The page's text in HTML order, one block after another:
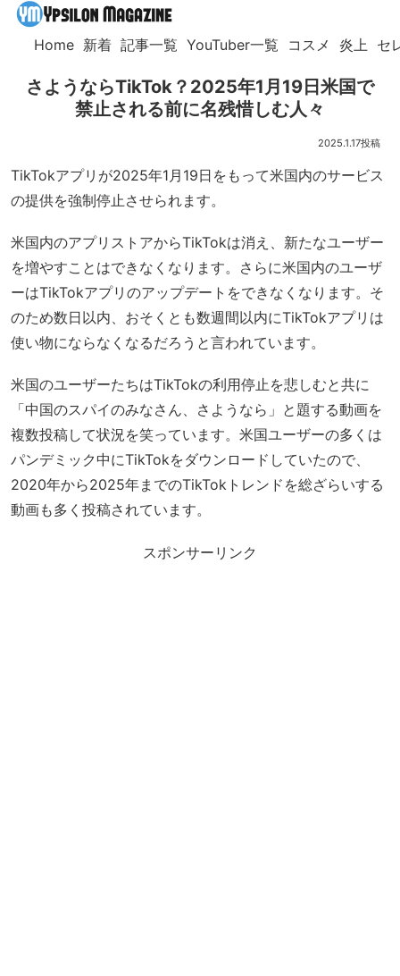
Home 新着 記事一覧 YouTuber一覧 コスメ 炎上 セ
さようならTikTok？2025年1月19日米国で
禁止される前に名残惜しむ人々
2025.1.17
TikTokアプリが2025年1月19日をもって米国内のサービス
の提供を強制停止させられます。
米国内のアプリストアからTikTokは消え、新たなユーザー
を増やすことはできなくなります。さらに米国内のユーザ
ーはTikTokアプリのアップデートをできなくなります。そ
のため数日以内、おそくとも数週間以内にTikTokアプリは
使い物にならなくなるだろうと言われています。
米国のユーザーたちはTikTokの利用停止を悲しむと共に
「中国のスパイのみなさん、さようなら」と題する動画を
複数投稿して状況を笑っています。米国ユーザーの多くは
パンデミック中にTikTokをダウンロードしていたので、
2020年から2025年までのTikTokトレンドを総ざらいする
動画も多く投稿されています。
スポンサーリンク